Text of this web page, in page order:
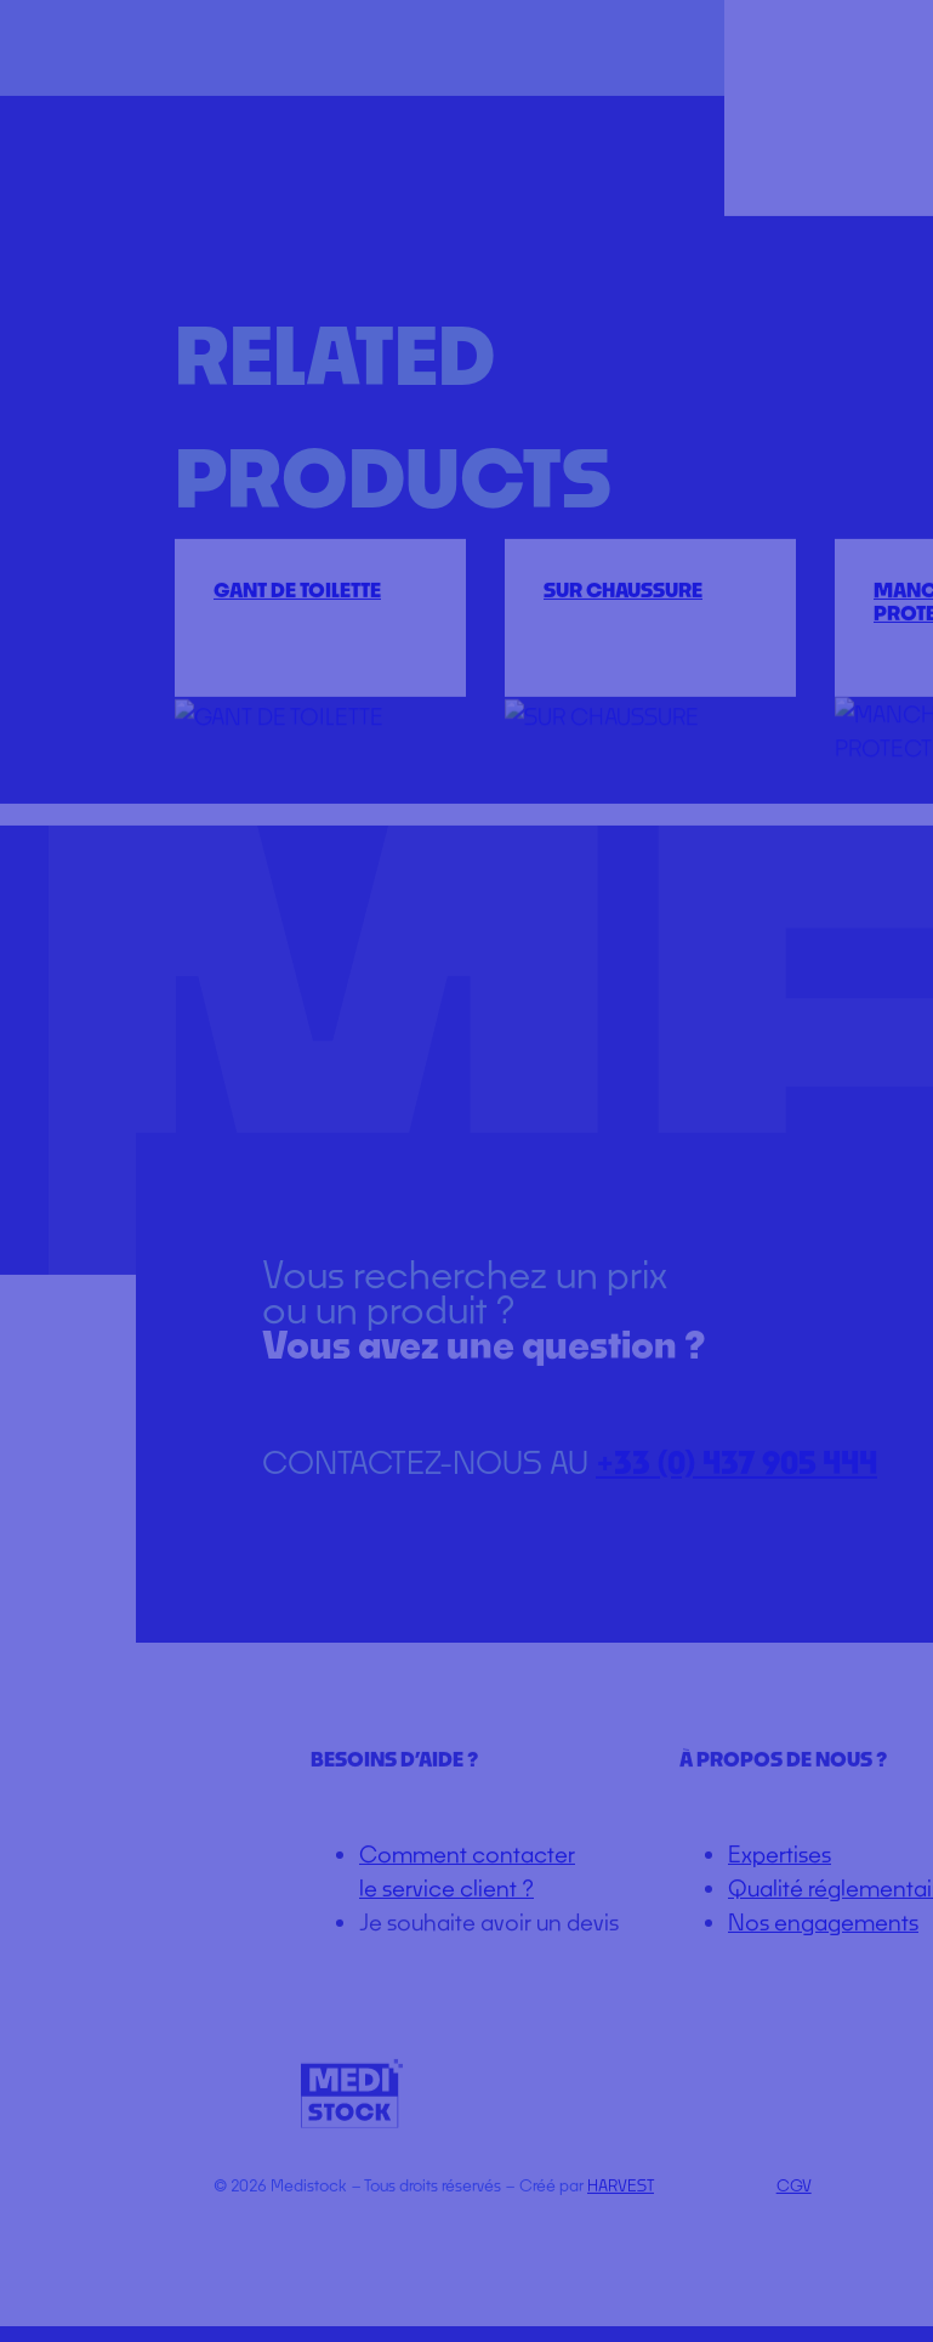
RELATED
PRODUCTS
GANT DE TOILETTE SUR CHAUSSURE
Vous recherchez un prix
ou un produit ?
Vous avez une question ?
CONTACTEZ-NOUS AU
BESOINS D’AIDE ?
Comment contacter
le service client ?
Je souhaite avoir un devis
À PROPOS DE NOUS ?
Expertises
Qualité
Nos engagements
© 2026 Medistock – Tous droits réservés – Créé par HARVEST CGV